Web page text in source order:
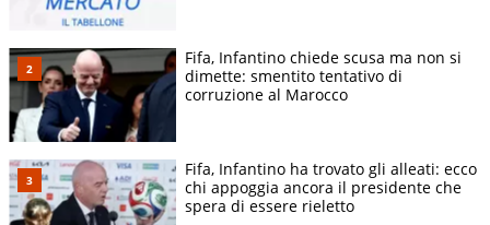
Fifa, Infantino chiede scusa ma non si
dimette: smentito tentativo di
corruzione al Marocco
Fifa, Infantino ha trovato gli alleati: ecco
chi appoggia ancora il presidente che
spera di essere rieletto